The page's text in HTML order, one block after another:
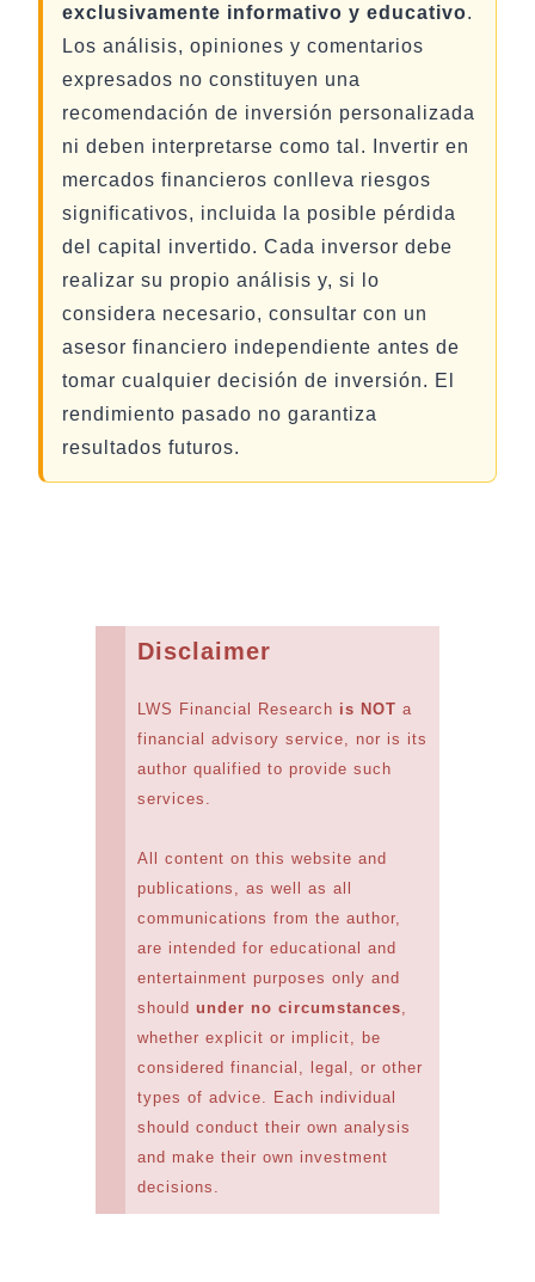
exclusivamente informativo y educativo.
Los análisis, opiniones y comentarios
expresados no constituyen una
recomendación de inversión personalizada
ni deben interpretarse como tal. Invertir en
mercados financieros conlleva riesgos
significativos, incluida la posible pérdida
del capital invertido. Cada inversor debe
realizar su propio análisis y, si lo
considera necesario, consultar con un
asesor financiero independiente antes de
tomar cualquier decisión de inversión. El
rendimiento pasado no garantiza
resultados futuros.
Disclaimer
LWS Financial Research is NOT a
financial advisory service, nor is its
author qualified to provide such
services.
All content on this website and
publications, as well as all
communications from the author,
are intended for educational and
entertainment purposes only and
should under no circumstances
whether explicit or implicit, be
considered financial, legal, or other
types of advice. Each individual
should conduct their own analysis
and make their own investment
decisions.